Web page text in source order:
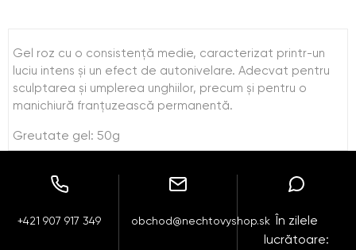
Gel roz cu o consistenţă medie, caracterizat printr-un
luciu intens şi un efect de autonivelare. Adecvat pentru
sculptarea şi umplerea unghiilor, precum şi pentru o
manichiură franţuzească permanentă.
Greutate gel: 50g
+421 907 917 349 obchod@nechtovyshop.sk
În zilele
lucrătoare: